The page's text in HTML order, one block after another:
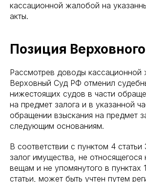
кассационной жалобой на
акты.
Позиция
Рассмотрев доводы кассационной
Верховный Суд РФ отменил
нижестоящих судов в части
на предмет залога и в указанной
обращении взыскания на предмет
следующим основаниям.
В соответствии с пунктом 4
залог имущества, не
вещам и не упомянутого в пунктах
статьи, может быть учтен путем